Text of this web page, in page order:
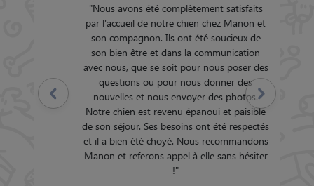
Nous avons été complètement satisfaits
par l'accueil de notre chien chez Manon et
son compagnon. Ils ont été soucieux de
son bien être et dans la communication
avec nous, que se soit pour nous poser des
questions ou pour nous donner des
nouvelles et nous envoyer des photos.
Notre chien est revenu épanoui et paisible
de son séjour. Ses besoins ont été respectés
et il a bien été choyé. Nous recommandons
Manon et referons appel à elle sans hésiter
Précédent Suivant